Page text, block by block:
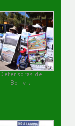
Defensoras de
Bolivia